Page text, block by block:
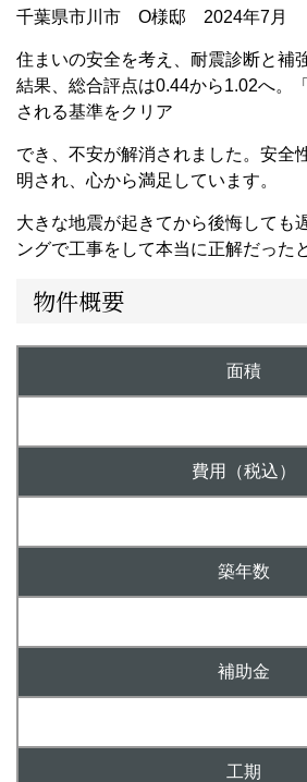
千葉県市川市 O様邸 2024年7月
住まいの安全を考え、耐震診断と補
結果、総合評点は0.44から1.02へ。
される基準をクリア
でき、不安が解消されました。安全
明され、心から満足しています。
大きな地震が起きてから後悔しても
ングで工事をして本当に正解だった
物件概要
面積
費用（税込）
築年数
補助金
工期